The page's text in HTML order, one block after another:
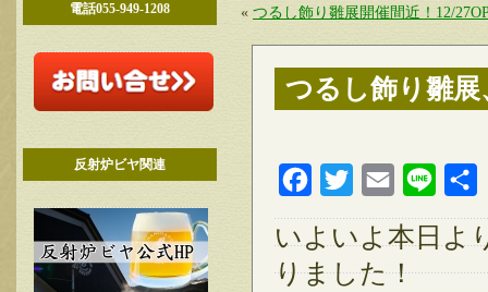
電話055-949-1208
反射炉ビヤ関連
« つるし飾り雛展開催間近！12/
つるし飾り雛
FacebookTwitter Email Line
いよいよ本日よ
りました！